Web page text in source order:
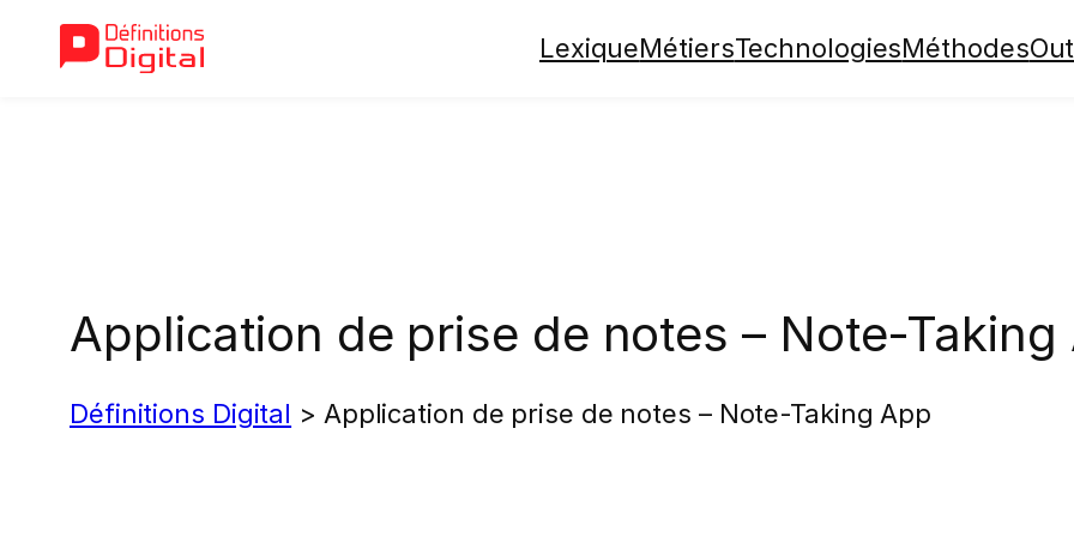
LexiqueMétiersTechnologiesMéthodes
Application de prise de notes – Note-Taking
Définitions Digital > Application de prise de notes – Note-Taking App